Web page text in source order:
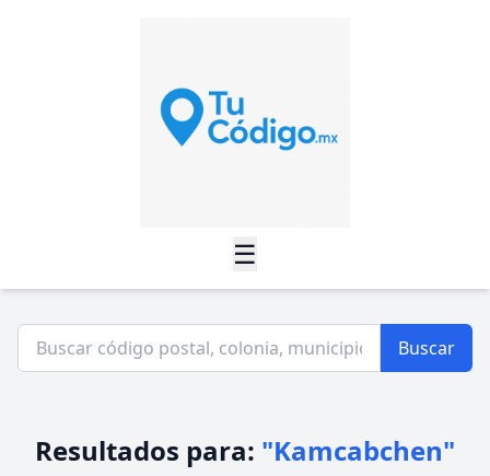
☰
Buscar
Resultados para: "Kamcabchen"